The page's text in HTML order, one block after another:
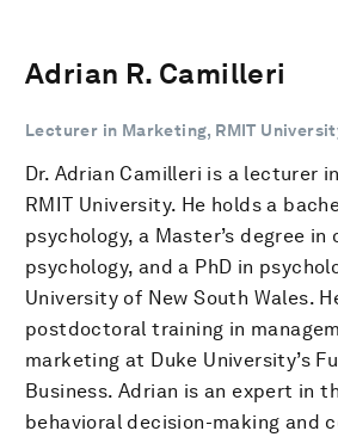
Adrian R. Camilleri
Lecturer in Marketing, RMIT
Dr. Adrian Camilleri is a lecturer
RMIT University. He holds a
psychology, a Master’s degree in
psychology, and a PhD in
University of New South Wales.
postdoctoral training in
marketing at Duke University’s
Business. Adrian is an expert in
behavioral decision-making and